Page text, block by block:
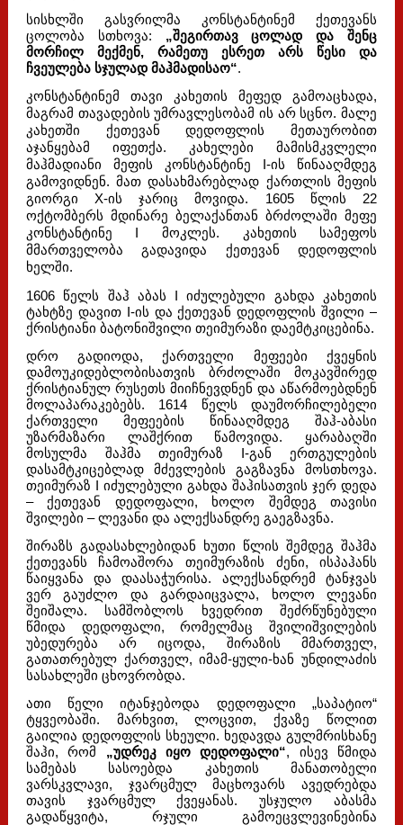
სისხლში გასვრილმა კონსტანტინემ ქეთევანს
ცოლობა სთხოვა: „შეგირთავ ცოლად და შენც
მორჩილ მექმენ, რამეთუ ესრეთ არს წესი და
ჩვეულება სჯულად მაჰმადისაო“.
კონსტანტინემ თავი კახეთის მეფედ გამოაცხადა,
მაგრამ თავადების უმრავლესობამ ის არ სცნო. მალე
კახეთში ქეთევან დედოფლის მეთაურობით
აჯანყებამ იფეთქა. კახელები მამისმკვლელი
მაჰმადიანი მეფის კონსტანტინე I-ის წინააღმდეგ
გამოვიდნენ. მათ დასახმარებლად ქართლის მეფის
გიორგი X-ის ჯარიც მოვიდა. 1605 წლის 22
ოქტომბერს მდინარე ბელაქანთან ბრძოლაში მეფე
კონსტანტინე I მოკლეს. კახეთის სამეფოს
მმართველობა გადავიდა ქეთევან დედოფლის
ხელში.
1606 წელს შაჰ აბას I იძულებული გახდა კახეთის
ტახტზე დავით I-ის და ქეთევან დედოფლის შვილი –
ქრისტიანი ბატონიშვილი თეიმურაზი დაემტკიცებინა.
დრო გადიოდა, ქართველი მეფეები ქვეყნის
დამოუკიდებლობისათვის ბრძოლაში მოკავშირედ
ქრისტიანულ რუსეთს მიიჩნევდნენ და აწარმოებდნენ
მოლაპარაკებებს. 1614 წელს დაუმორჩილებელი
ქართველი მეფეების წინააღმდეგ შაჰ-აბასი
უზარმაზარი ლაშქრით წამოვიდა. ყარაბაღში
მოსულმა შაჰმა თეიმურაზ I-გან ერთგულების
დასამტკიცებლად მძევლების გაგზავნა მოსთხოვა.
თეიმურაზ I იძულებული გახდა შაჰისათვის ჯერ დედა
– ქეთევან დედოფალი, ხოლო შემდეგ თავისი
შვილები – ლევანი და ალექსანდრე გაეგზავნა.
შირაზს გადასახლებიდან ხუთი წლის შემდეგ შაჰმა
ქეთევანს ჩამოაშორა თეიმურაზის ძენი, ისპაჰანს
წაიყვანა და დაასაჭურისა. ალექსანდრემ ტანჯვას
ვერ გაუძლო და გარდაიცვალა, ხოლო ლევანი
შეიშალა. სამშობლოს ხვედრით შეძრწუნებული
წმიდა დედოფალი, რომელმაც შვილიშვილების
უბედურება არ იცოდა, შირაზის მმართველ,
გათათრებულ ქართველ, იმამ-ყული-ხან უნდილაძის
სასახლეში ცხოვრობდა.
ათი წელი იტანჯებოდა დედოფალი „საპატიო“
ტყვეობაში. მარხვით, ლოცვით, ქვაზე წოლით
გაილია დედოფლის სხეული. ხედავდა გულმრისხანე
შაჰი, რომ „უდრეკ იყო დედოფალი“, ისევ წმიდა
სამებას სასოებდა კახეთის მანათობელი
ვარსკვლავი, ჯვარცმულ მაცხოვარს ავედრებდა
თავის ჯვარცმულ ქვეყანას. უსჯულო აბასმა
გადაწყვიტა, რჯული გამოეცვლევინებინა